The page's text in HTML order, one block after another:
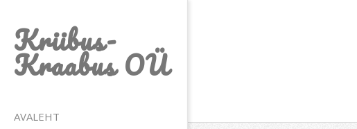
content
Kriibus-
Kraabus OÜ
Primary
AVALEHT